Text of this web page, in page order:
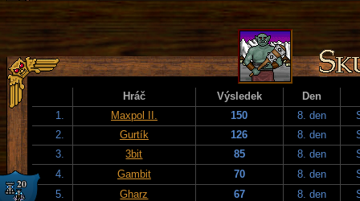
Hráč Výsledek
Den
1.
Maxpol II. 150 8. den
2.
Gurtík 126 8. den
3.
3bit 85 8. den
4.
Gambit 70 8. den
5.
Gharz 67 8. den